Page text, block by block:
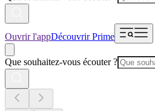
Ouvrir l'appDécouvrir Prime
Que souhaitez-vous écouter ?